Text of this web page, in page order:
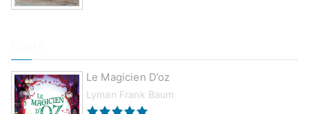
Le Magicien D’oz
Lyman Frank Baum